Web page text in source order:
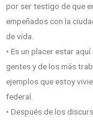
por ser testigo de que
empeñados con la
de vida.
• Es un placer estar
gentes y de los más
ejemplos que estoy
federal.
• Después de los